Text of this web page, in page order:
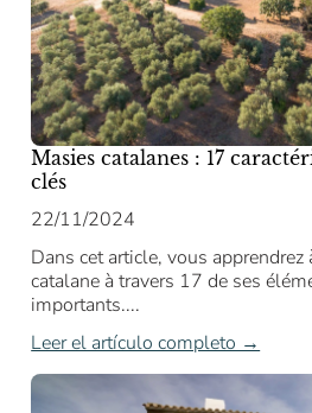
Masies catalanes : 17
clés
22/11/2024
Dans cet article, vous
catalane à travers 17 de ses
importants....
Leer el artículo completo →